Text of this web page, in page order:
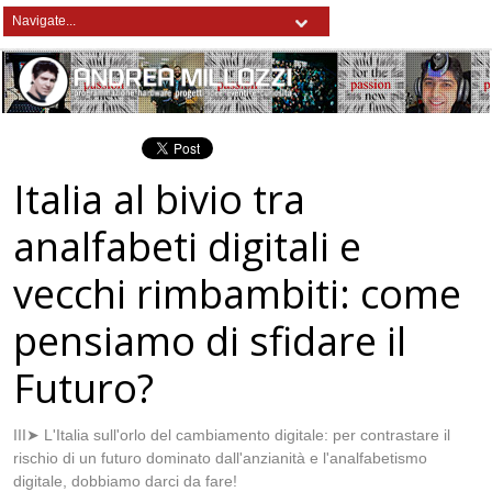
Italia al bivio tra
analfabeti digitali e
vecchi rimbambiti: come
pensiamo di sfidare il
Futuro?
III➤ L'Italia sull'orlo del cambiamento digitale: per contrastare il
rischio di un futuro dominato dall'anzianità e l'analfabetismo
digitale, dobbiamo darci da fare!